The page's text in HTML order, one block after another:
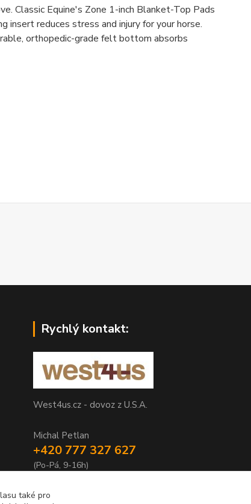
Classic Equine's Zone 1-inch Blanket-Top Pads
reduces stress and injury for your horse.
orthopedic-grade felt bottom absorbs
Rychlý kontakt:
West4us.cz - dovoz z U.S.A.
Michal Petlan
+420 777 327 627
(Po-Pá, 9-16h)
také pro